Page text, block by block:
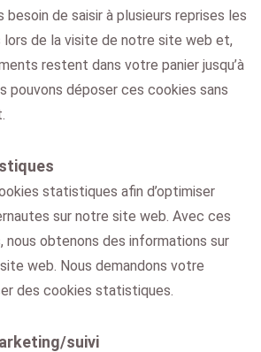
besoin de saisir à plusieurs reprises les
de la visite de notre site web et,
restent dans votre panier jusqu’à
pouvons déposer ces cookies sans
statistiques afin d’optimiser
sur notre site web. Avec ces
obtenons des informations sur
web. Nous demandons votre
des cookies statistiques.
suivi